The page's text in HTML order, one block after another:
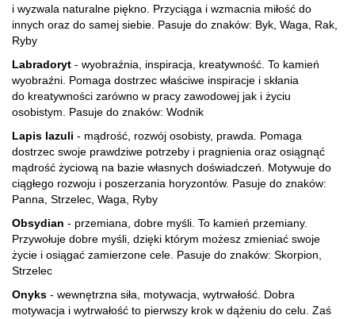
i wyzwala naturalne piękno. Przyciąga i wzmacnia miłość do
innych oraz do samej siebie. Pasuje do znaków: Byk, Waga, Rak,
Ryby
Labradoryt - wyobraźnia, inspiracja, kreatywność. To kamień
wyobraźni. Pomaga dostrzec właściwe inspiracje i skłania
do kreatywności zarówno w pracy zawodowej jak i życiu
osobistym. Pasuje do znaków: Wodnik
Lapis lazuli - mądrość, rozwój osobisty, prawda. Pomaga
dostrzec swoje prawdziwe potrzeby i pragnienia oraz osiągnąć
mądrość życiową na bazie własnych doświadczeń. Motywuje do
ciągłego rozwoju i poszerzania horyzontów. Pasuje do znaków:
Panna, Strzelec, Waga, Ryby
Obsydian - przemiana, dobre myśli. To kamień przemiany.
Przywołuje dobre myśli, dzięki którym możesz zmieniać swoje
życie i osiągać zamierzone cele. Pasuje do znaków: Skorpion,
Strzelec
Onyks - wewnętrzna siła, motywacja, wytrwałość. Dobra
motywacja i wytrwałość to pierwszy krok w dążeniu do celu. Zaś